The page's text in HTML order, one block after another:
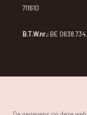
711610
B.T.W.nr.:BE